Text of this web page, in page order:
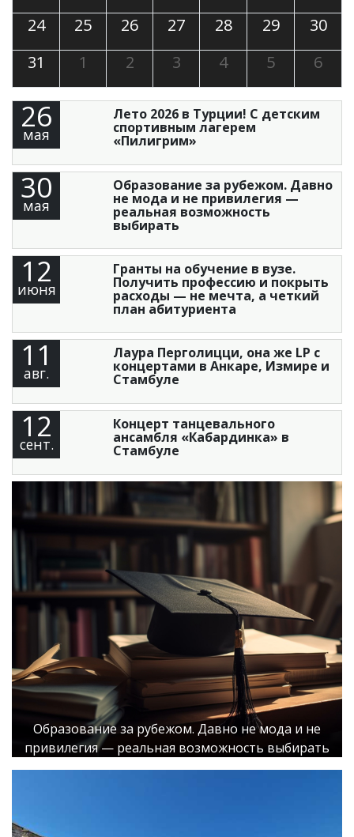
24 25 26 27 28 29
30
31
1 2 3 4 5 6
26
мая
Лето 2026 в Турции! С детским
спортивным лагерем
«Пилигрим»
30
мая
Образование за рубежом. Давно
не мода и не привилегия —
реальная возможность
выбирать
12
июня
Гранты на обучение в вузе.
Получить профессию и покрыть
расходы — не мечта, а четкий
план абитуриента
11
авг.
Лаура Перголицци, она же LP с
концертами в Анкаре, Измире и
Стамбуле
12
сент.
Концерт танцевального
ансамбля «Кабардинка» в
Стамбуле
Образование за рубежом. Давно не мода и не
привилегия — реальная возможность выбирать